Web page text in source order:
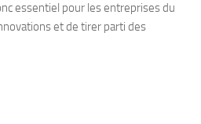
essentiel pour les entreprises du
et de tirer parti des